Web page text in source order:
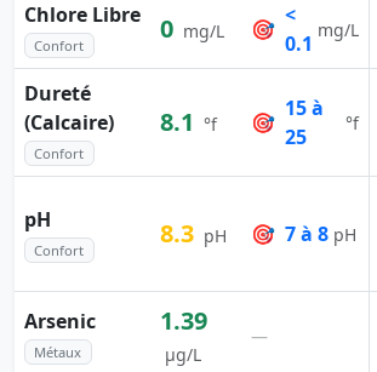
Chlore Libre
Confort
0 mg/L 🎯
<
0.1
mg/L
Dureté
(Calcaire)
Confort
8.1 °f 🎯
15 à
25
°f
pH
Confort
8.3 pH 🎯 7 à 8 pH
Arsenic
Métaux
1.39
µg/L
—